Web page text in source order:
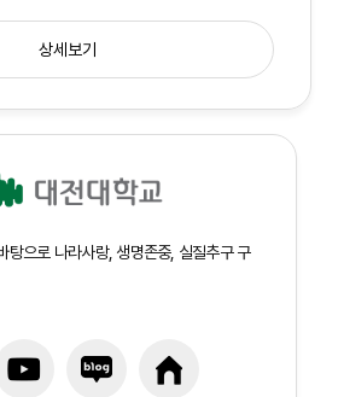
상세보기
탕으로 나라사랑, 생명존중, 실질추구 구